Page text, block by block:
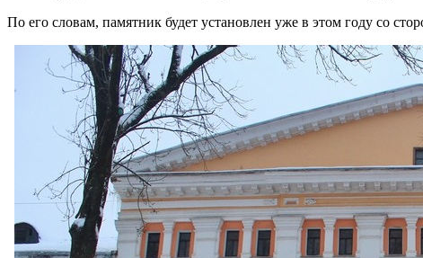
По его словам, памятник будет установлен уже в этом году со